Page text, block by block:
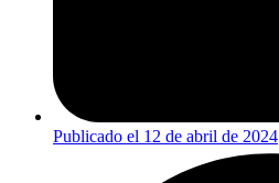
Publicado el 12 de abril de 2024